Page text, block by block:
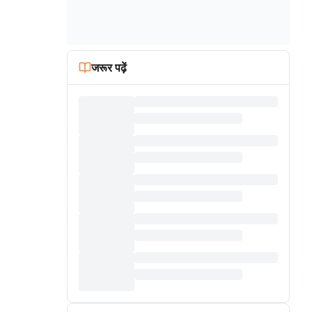
जरूर पढ़ें